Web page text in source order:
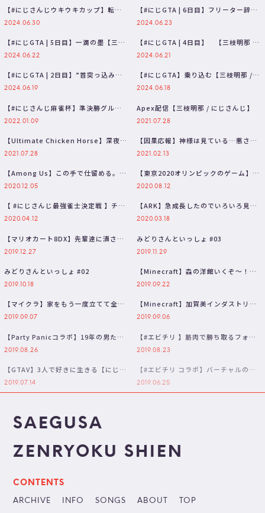
【#にじさんじウキウキカップ】転が
ってもいいのかなあ【三枝明那 / に…
2024.06.30
【#にじGTA | 6日目】フリーター辞め
ます。【三枝明那 / にじさ…
2024.06.23
【#にじGTA | 5日目】一滴の墨【三枝
明那 / にじさんじ】
2024.06.22
【#にじGTA | 4日目】 【三枝明那 /
にじさんじ】
2024.06.21
【#にじGTA | 2日目】”首突っ込み
屋”をしています。三枝明那です…
2024.06.19
【#にじGTA】乗り込む【三枝明那 /
にじさんじ】
2024.06.18
【#にじさんじ麻雀杯】準決勝グルー
プ2 トラフグ一点張り【三枝明那 /…
2022.01.09
Apex配信【三枝明那 / にじさんじ】
2021.07.28
【Ultimate Chicken Horse】深夜
の" 頂 上 決 …
2021.07.28
【因果応報】神様は見ている…悪さが
自分に返ってくるライバーまとめ【に
2021.02.13
【Among Us】この手で仕留める。#
にじさんじAmonGUYs 【…
2020.12.05
【東京2020オリンピックのゲーム】で
エクスと戦うけど俺が金メダル量産…
2020.08.12
【 #にじさんじ最強雀士決定戦 】チ
ー！ｗ 中中中【三枝明那/にじさん…
2020.04.12
【ARK】急成長したのでいろいろ見せ
つつ恐竜捕まえに行きます!【にじさ…
2020.03.18
【マリオカート8DX】先輩達に潰され
る！？にじさんじ杯本戦前合同練習
2019.12.27
みどりさんといっしょ #03
2019.11.29
みどりさんといっしょ #02
2019.10.18
【Minecraft】森の洋館いくぞ～！【
#エビチリ 三枝明那 / …
2019.09.22
【マイクラ】家をもう一度立てて全部
爆破したい!!クリーパーで!!【にじ…
2019.09.07
【Minecraft】加賀美インダストリア
ルにインターン入社【三枝明那…
2019.09.06
【Party Panicコラボ】19年の男たち
【黛 灰 / にじさんじ…
2019.08.26
【#エビチリ 】筋肉で勝ち取るフォー
トナイト【三枝明那 / エクス・ア…
2019.08.23
【GTAV】3人で好きに生きる【にじさ
んじ】
2019.07.14
【#エビチリ コラボ】バーチャルの厳
しさを後輩に教える。拳で🤜💥🤛
【三…
2019.06.25
SAEGUSA
ZENRYOKU SHIEN
CONTENTS
ARCHIVE INFO SONGS ABOUT TOP